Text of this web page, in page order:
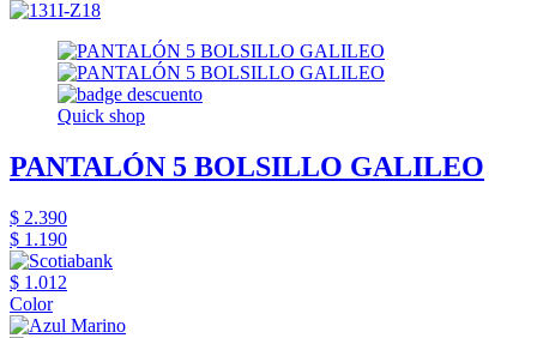
Quick shop
PANTALÓN 5 BOLSILLO GALILEO
$ 2.390
$ 1.190
$ 1.012
Color